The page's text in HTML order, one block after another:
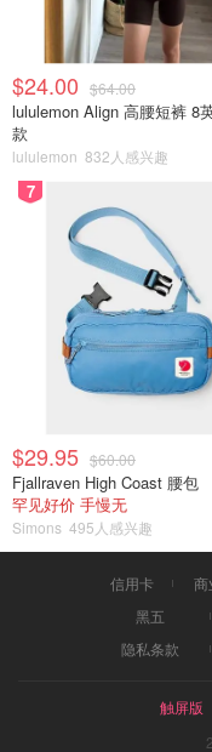
$24.00 $64.00
lululemon Align 高腰短裤 8
款
lululemon 832人感兴趣
7
$29.95 $60.00
Fjallraven High Coast 腰包
罕见好价 手慢无
Simons 495人感兴趣
信用卡 商
黑五
隐私条款
触屏版